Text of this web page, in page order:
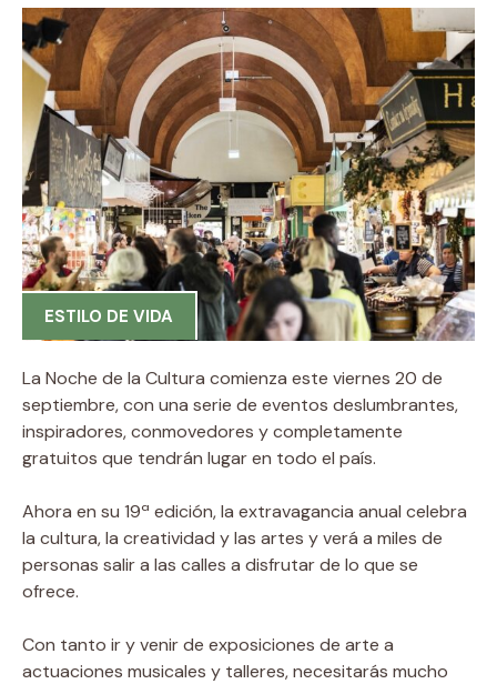
ESTILO DE VIDA
La Noche de la Cultura comienza este viernes 20 de
septiembre, con una serie de eventos deslumbrantes,
inspiradores, conmovedores y completamente
gratuitos que tendrán lugar en todo el país.
Ahora en su 19ª edición, la extravagancia anual celebra
la cultura, la creatividad y las artes y verá a miles de
personas salir a las calles a disfrutar de lo que se
ofrece.
Con tanto ir y venir de exposiciones de arte a
actuaciones musicales y talleres, necesitarás mucho